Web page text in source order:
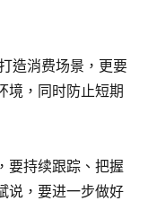
造消费场景，更要
境，同时防止短期
要持续跟踪、把握
说，要进一步做好